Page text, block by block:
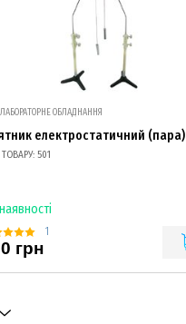
ЛАБОРАТОРНЕ ОБЛАДНАННЯ
електростатичний (пара)
501
1
грн